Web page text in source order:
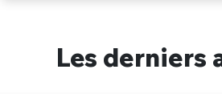
Les derniers